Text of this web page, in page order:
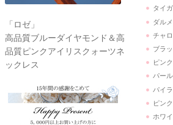
「ロゼ」
高品質ブルーダイヤモンド＆高
品質ピンクアイリスクォーツネ
ックレス
タイ
ダル
チャ
ブラ
ピン
パール
パイ
ピン
ホワ